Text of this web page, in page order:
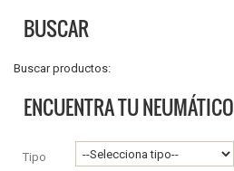
BUSCAR
Buscar productos:
ENCUENTRA TU NEUMÁTICO
Tipo